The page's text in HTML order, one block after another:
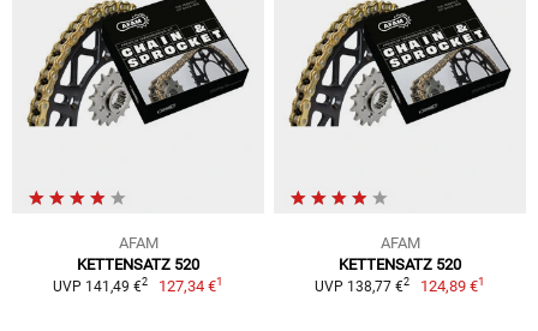
AFAM
KETTENSATZ 520
UVP 141,49 €2 127,34 €1
AFAM
KETTENSATZ 520
UVP 138,77 €2 124,89 €1